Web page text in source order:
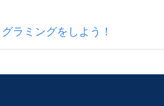
ラミングをしよう！